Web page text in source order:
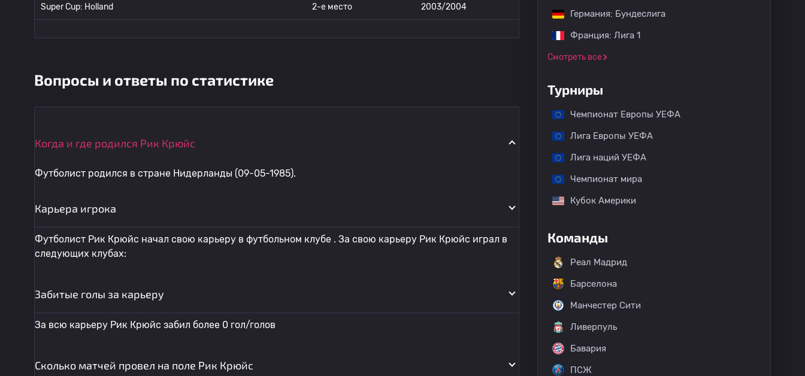
Super Cup: Holland 2-е место 2003/2004
Вопросы и ответы по статистике
Когда и где родился Рик Крюйс
Футболист родился в стране Нидерланды (09-05-1985).
Карьера игрока
Футболист Рик Крюйс начал свою карьеру в футбольном клубе . За свою карьеру Рик Крюйс играл в
следующих клубах:
Забитые голы за карьеру
За всю карьеру Рик Крюйс забил более 0 гол/голов
Сколько матчей провел на поле Рик Крюйс
Германия: Бундеслига
Франция: Лига 1
Смотреть все
Турниры
Чемпионат Европы УЕФА
Лига Европы УЕФА
Лига наций УЕФА
Чемпионат мира
Кубок Америки
Команды
Реал Мадрид
Барселона
Манчестер Сити
Ливерпуль
Бавария
ПСЖ